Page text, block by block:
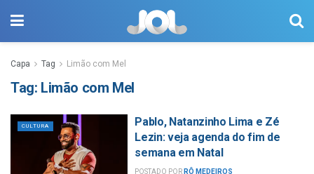
Capa Tag Limão com Mel
Tag: Limão com Mel
CULTURA
Pablo, Natanzinho Lima e Zé
Lezin: veja agenda do fim de
semana em Natal
POSTADO POR RÔ MEDEIROS